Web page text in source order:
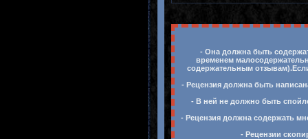
- Она должна быть
временем
содержательным
- Рецензия должна быть
- В ней не должно быть
- Рецензия должна содержать
- Рецензии